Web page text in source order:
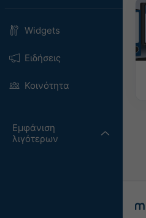
Widgets
Ειδήσεις
Κοινότητα
Εμφάνιση
λιγότερων